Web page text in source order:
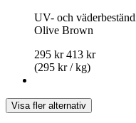
UV- och
Olive Brown
295 kr 413 kr
(295 kr / kg)
Visa fler alternativ